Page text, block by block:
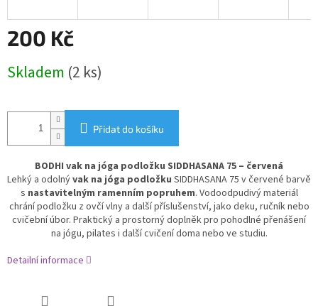
200 Kč
cena:
Skladem (2 ks)
Přidat do košíku
BODHI vak na jóga podložku SIDDHASANA 75 – červená
Lehký a odolnývak na jóga podložku SIDDHASANA 75 v červené barvě
s nastavitelným ramenním popruhem. Vodoodpudivý materiál
chrání podložku z ovčí vlny a další příslušenství, jako deku, ručník nebo
cvičební úbor. Praktický a prostorný doplněk pro pohodlné přenášení
na jógu, pilates i další cvičení doma nebo ve studiu.
Detailní informace